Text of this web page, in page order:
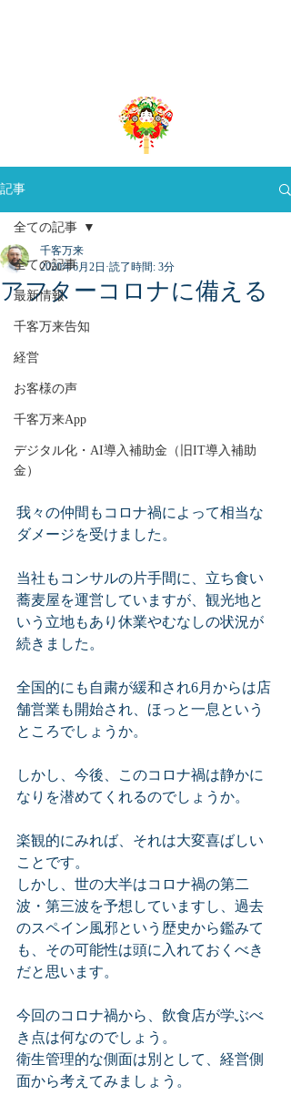
記事
全ての記事
最新情報
千客万来告知
経営
お客様の声
千客万来App
デジタル化・AI導入補助金（旧IT導入補助
金）
全ての記事
アフターコロナに備える
千客万来
2020年6月2日 読了時間: 3分
我々の仲間もコロナ禍によって相当な
ダメージを受けました。
当社もコンサルの片手間に、立ち食い
蕎麦屋を運営していますが、観光地と
いう立地もあり休業やむなしの状況が
続きました。
全国的にも自粛が緩和され6月からは店
舗営業も開始され、ほっと一息という
ところでしょうか。
しかし、今後、このコロナ禍は静かに
なりを潜めてくれるのでしょうか。
楽観的にみれば、それは大変喜ばしい
ことです。
しかし、世の大半はコロナ禍の第二
波・第三波を予想していますし、過去
のスペイン風邪という歴史から鑑みて
も、その可能性は頭に入れておくべき
だと思います。
今回のコロナ禍から、飲食店が学ぶべ
き点は何なのでしょう。
衛生管理的な側面は別として、経営側
面から考えてみましょう。